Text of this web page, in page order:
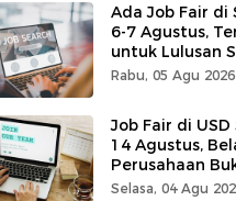
Ada Job Fair di
6-7 Agustus,
untuk Lulusan
Rabu, 05 Agu
Job Fair di
14 Agustus,
Perusahaan
Selasa, 04 Agu